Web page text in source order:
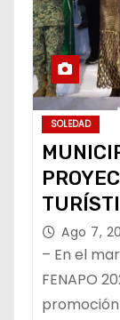
SOLEDAD
Ago 7,
– En el
FENAPO